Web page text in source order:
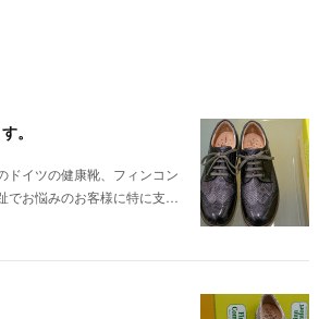
。
ドイツの健康靴、フィンコン
でお悩みのお客様に特に支…